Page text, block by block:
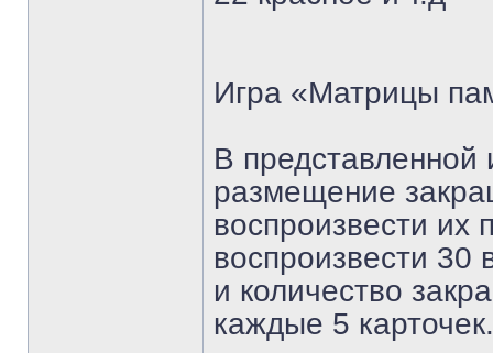
Игра «Матрицы
В представленной
размещение
воспроизвести их
воспроизвести
и количество
каждые 5 карточек.